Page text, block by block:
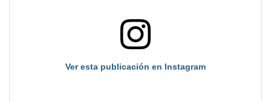
Ver esta publicación en Instagram